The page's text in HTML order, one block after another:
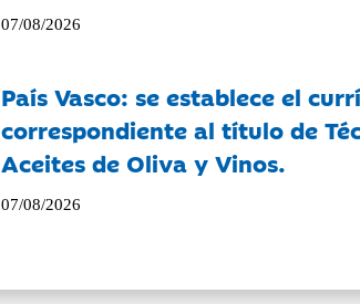
07/08/2026
País Vasco: se establece el
correspondiente al título de
Aceites de Oliva y Vinos.
07/08/2026